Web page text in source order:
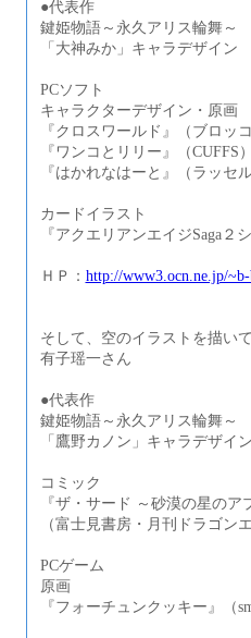
●代表作
鍵姫物語～永久アリス輪舞～
「大神みか」キャラデザイン
PCソフト
キャラクターデザイン・原画
『クロスワールド』（ブロッ
『ワンコとリリー』（CUFFS
『はかれなはーと』（ラッセ
カードイラスト
『アクエリアンエイジSaga２
ＨＰ： http://www3.ocn.ne.jp/
そして、空のイラストを描い
有子瑶一さん
●代表作
鍵姫物語～永久アリス輪舞～
「鷹野カノン」キャラデザイ
コミック
『ザ・サード ～砂漠の星の
（富士見書房・月刊ドラゴン
PCゲーム
原画
『フォーチュンクッキー』（